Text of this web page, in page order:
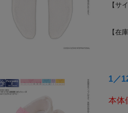
【サ
【在
1／
本体